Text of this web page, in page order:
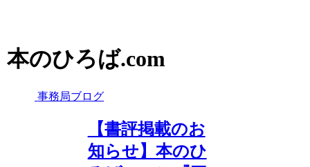
本のひろば.com
事務局ブログ
【書評掲載のお
知らせ】本のひ